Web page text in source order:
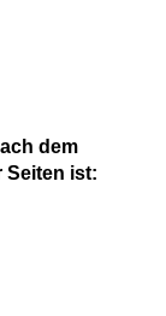
dem
Seiten ist: